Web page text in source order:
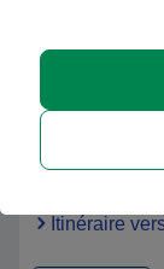
MMA
16 PLACE
Itinéraire